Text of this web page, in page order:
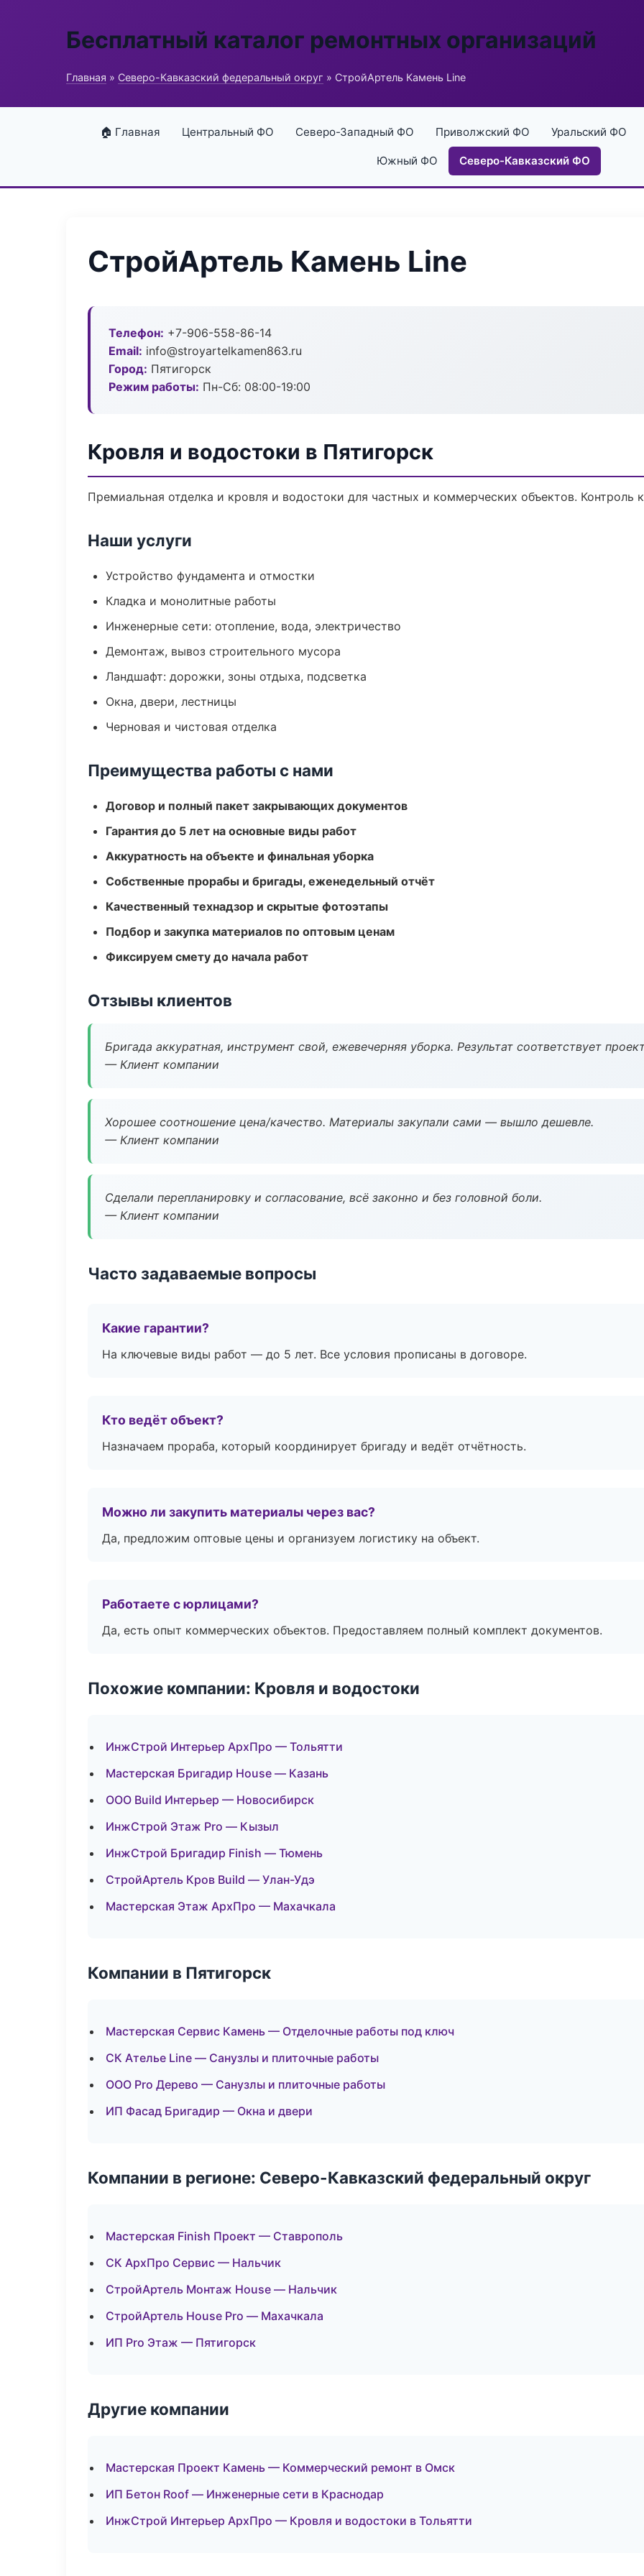
Бесплатный каталог ремонтных организаций
Главная » Северо-Кавказский федеральный округ » СтройАртель Камень Line
🏠 Главная Центральный ФО Северо-Западный ФО Приволжский ФО Уральский ФО
Южный ФО Северо-Кавказский ФО
СтройАртель Камень Line
Телефон: +7-906-558-86-14
Email: info@stroyartelkamen863.ru
Город: Пятигорск
Режим работы: Пн-Сб: 08:00-19:00
Кровля и водостоки в Пятигорск
Премиальная отделка и кровля и водостоки для частных и коммерческих объектов. Контроль
Наши услуги
Устройство фундамента и отмостки
Кладка и монолитные работы
Инженерные сети: отопление, вода, электричество
Демонтаж, вывоз строительного мусора
Ландшафт: дорожки, зоны отдыха, подсветка
Окна, двери, лестницы
Черновая и чистовая отделка
Преимущества работы с нами
Договор и полный пакет закрывающих документов
Гарантия до 5 лет на основные виды работ
Аккуратность на объекте и финальная уборка
Собственные прорабы и бригады, еженедельный отчёт
Качественный технадзор и скрытые фотоэтапы
Подбор и закупка материалов по оптовым ценам
Фиксируем смету до начала работ
Отзывы клиентов
Бригада аккуратная, инструмент свой, ежевечерняя уборка. Результат соответствует
— Клиент компании
Хорошее соотношение цена/качество. Материалы закупали сами — вышло дешевле.
— Клиент компании
Сделали перепланировку и согласование, всё законно и без головной боли.
— Клиент компании
Часто задаваемые вопросы
Какие гарантии?
На ключевые виды работ — до 5 лет. Все условия прописаны в договоре.
Кто ведёт объект?
Назначаем прораба, который координирует бригаду и ведёт отчётность.
Можно ли закупить материалы через вас?
Да, предложим оптовые цены и организуем логистику на объект.
Работаете с юрлицами?
Да, есть опыт коммерческих объектов. Предоставляем полный комплект документов.
Похожие компании: Кровля и водостоки
ИнжСтрой Интерьер АрхПро — Тольятти
Мастерская Бригадир House — Казань
ООО Build Интерьер — Новосибирск
ИнжСтрой Этаж Pro — Кызыл
ИнжСтрой Бригадир Finish — Тюмень
СтройАртель Кров Build — Улан-Удэ
Мастерская Этаж АрхПро — Махачкала
Компании в Пятигорск
Мастерская Сервис Камень — Отделочные работы под ключ
СК Ателье Line — Санузлы и плиточные работы
ООО Pro Дерево — Санузлы и плиточные работы
ИП Фасад Бригадир — Окна и двери
Компании в регионе: Северо-Кавказский федеральный округ
Мастерская Finish Проект — Ставрополь
СК АрхПро Сервис — Нальчик
СтройАртель Монтаж House — Нальчик
СтройАртель House Pro — Махачкала
ИП Pro Этаж — Пятигорск
Другие компании
Мастерская Проект Камень — Коммерческий ремонт в Омск
ИП Бетон Roof — Инженерные сети в Краснодар
ИнжСтрой Интерьер АрхПро — Кровля и водостоки в Тольятти